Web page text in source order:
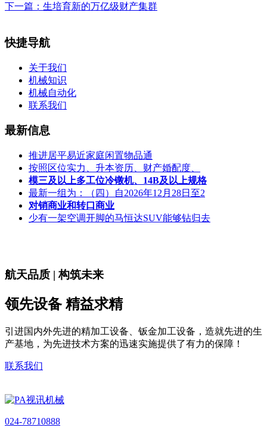
下一篇： 生培育新的万亿级财产集群
快捷导航
关于我们
机械知识
机械自动化
联系我们
最新信息
推进居平易近家庭闲置物品通
按照区位实力、升本资历、财产婚配度、
模三及以上多工位冷镦机、14B及以上规格
最新一组为：（四）自2026年12月28日至2
对销商业和转口商业
少有一架空调开脚的马恒达SUV能够钻归去
航天品质 | 构筑未来
领先设备 精益求精
引进国内外先进的精加工设备、钣金加工设备，造就先进的生
产基地，为先进技术方案的迅速实施提供了有力的保障！
联系我们
024-78710888